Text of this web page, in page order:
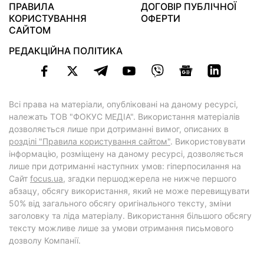
ПРАВИЛА
КОРИСТУВАННЯ
САЙТОМ
ДОГОВІР ПУБЛІЧНОЇ
ОФЕРТИ
РЕДАКЦІЙНА ПОЛІТИКА
Всі права на матеріали, опубліковані на даному ресурсі,
належать ТОВ "ФОКУС МЕДІА". Використання матеріалів
дозволяється лише при дотриманні вимог, описаних в
розділі "Правила користування сайтом". Використовувати
інформацію, розміщену на даному ресурсі, дозволяється
лише при дотриманні наступних умов: гіперпосилання на
Cайт focus.ua, згадки першоджерела не нижче першого
абзацу, обсягу використання, який не може перевищувати
50% від загального обсягу оригінального тексту, зміни
заголовку та ліда матеріалу. Використання більшого обсягу
тексту можливе лише за умови отримання письмового
дозволу Компанії.